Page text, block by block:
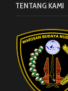
TENTANG KAMI